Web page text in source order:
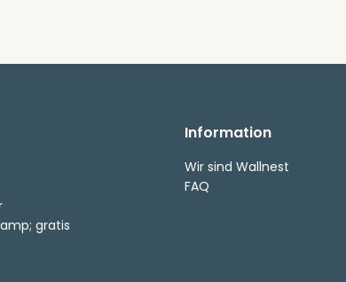
gratis
Information
Wir sind Wallnest
FAQ